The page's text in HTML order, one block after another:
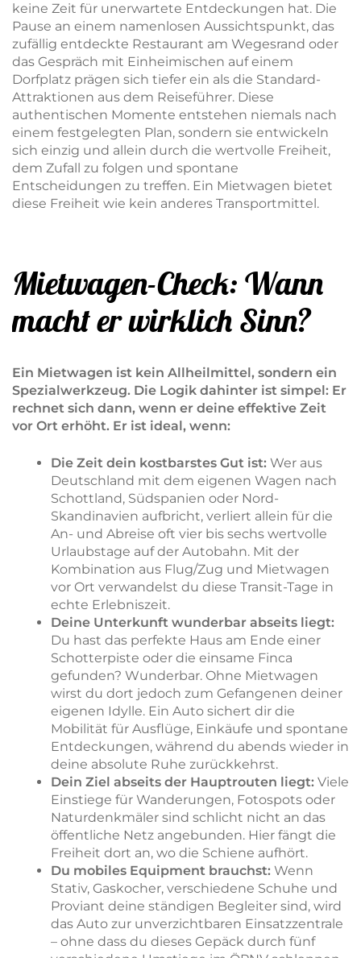
keine Zeit für unerwartete Entdeckungen hat. Die
Pause an einem namenlosen Aussichtspunkt, das
zufällig entdeckte Restaurant am Wegesrand oder
das Gespräch mit Einheimischen auf einem
Dorfplatz prägen sich tiefer ein als die Standard-
Attraktionen aus dem Reiseführer. Diese
authentischen Momente entstehen niemals nach
einem festgelegten Plan, sondern sie entwickeln
sich einzig und allein durch die wertvolle Freiheit,
dem Zufall zu folgen und spontane
Entscheidungen zu treffen. Ein Mietwagen bietet
diese Freiheit wie kein anderes Transportmittel.
Mietwagen-Check: Wann
macht er wirklich Sinn?
Ein Mietwagen ist kein Allheilmittel, sondern ein
Spezialwerkzeug. Die Logik dahinter ist simpel: Er
rechnet sich dann, wenn er deine effektive Zeit
vor Ort erhöht. Er ist ideal, wenn:
Die Zeit dein kostbarstes Gut ist: Wer aus
Deutschland mit dem eigenen Wagen nach
Schottland, Südspanien oder Nord-
Skandinavien aufbricht, verliert allein für die
An- und Abreise oft vier bis sechs wertvolle
Urlaubstage auf der Autobahn. Mit der
Kombination aus Flug/Zug und Mietwagen
vor Ort verwandelst du diese Transit-Tage in
echte Erlebniszeit.
Deine Unterkunft wunderbar abseits liegt:
Du hast das perfekte Haus am Ende einer
Schotterpiste oder die einsame Finca
gefunden? Wunderbar. Ohne Mietwagen
wirst du dort jedoch zum Gefangenen deiner
eigenen Idylle. Ein Auto sichert dir die
Mobilität für Ausflüge, Einkäufe und spontane
Entdeckungen, während du abends wieder in
deine absolute Ruhe zurückkehrst.
Dein Ziel abseits der Hauptrouten liegt: Viele
Einstiege für Wanderungen, Fotospots oder
Naturdenkmäler sind schlicht nicht an das
öffentliche Netz angebunden. Hier fängt die
Freiheit dort an, wo die Schiene aufhört.
Du mobiles Equipment brauchst: Wenn
Stativ, Gaskocher, verschiedene Schuhe und
Proviant deine ständigen Begleiter sind, wird
das Auto zur unverzichtbaren Einsatzzentrale
– ohne dass du dieses Gepäck durch fünf